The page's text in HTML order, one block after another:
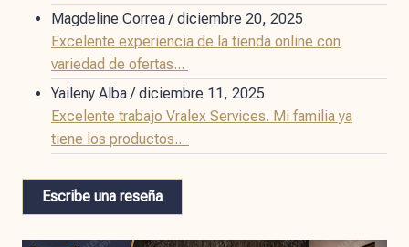
Magdeline Correa/diciembre 20, 2025
Excelente experiencia de la tienda online con
variedad de ofertas...
Yaileny Alba/diciembre 11, 2025
Excelente trabajo Vralex Services. Mi familia ya
tiene los productos...
Escribe una reseña